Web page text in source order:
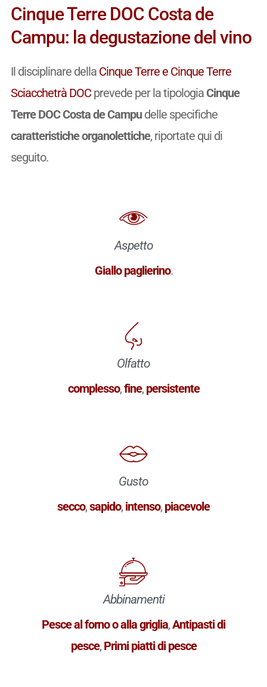
Cinque Terre DOC Costa de
Campu: la degustazione del vino
Il disciplinare della Cinque Terre e Cinque Terre
Sciacchetrà DOCprevede per la tipologia Cinque
Terre DOC Costa de Campudelle specifiche
caratteristiche organolettiche, riportate qui di
seguito.
Aspetto
Giallo paglierino.
Olfatto
complesso,fine, persistente
Gusto
secco,sapido, intenso, piacevole
Abbinamenti
Pesce al forno o alla griglia,Antipasti di
pesce, Primi piatti di pesce